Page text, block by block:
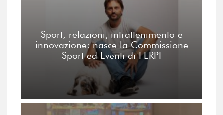
Sport, relazioni, intrattenimento e
innovazione: nasce la Commissione
Sport ed Eventi di FERPI